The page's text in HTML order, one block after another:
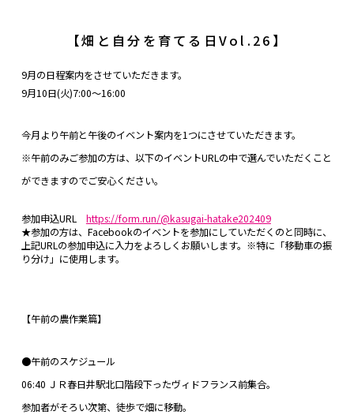
【畑と自分を育てる日Vol.26】
9月の日程案内をさせていただきます。
9月10日(火)7:00～16:00
今月より午前と午後のイベント案内を1つにさせていただきます。
※午前のみご参加の方は、以下のイベントURLの中で選んでいただくこと
ができますのでご安心ください。
参加申込URL https://form.run/@kasugai-hatake202409
★参加の方は、Facebookのイベントを参加にしていただくのと同時に、
上記URLの参加申込に入力をよろしくお願いします。※特に「移動車の振
り分け」に使用します。
【午前の農作業篇】
●午前のスケジュール
06:40 ＪＲ春日井駅北口階段下ったヴィドフランス前集合。
参加者がそろい次第、徒歩で畑に移動。